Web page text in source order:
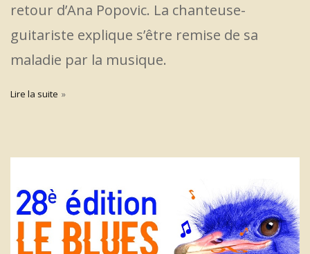
retour d’Ana Popovic. La chanteuse-
guitariste explique s’être remise de sa
maladie par la musique.
Lire la suite